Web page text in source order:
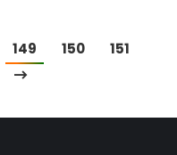
149 150
151